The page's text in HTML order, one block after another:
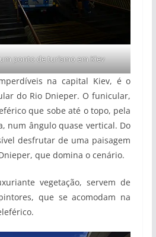
ponto de turismo em Kiev
na capital Kiev, é o
do Rio Dnieper. O funicular,
que sobe até o topo, pela
num ângulo quase vertical. Do
desfrutar de uma paisagem
que domina o cenário.
vegetação, servem de
que se acomodam na